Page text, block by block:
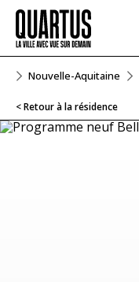
Nouvelle-Aquitaine
< Retour à la résidence